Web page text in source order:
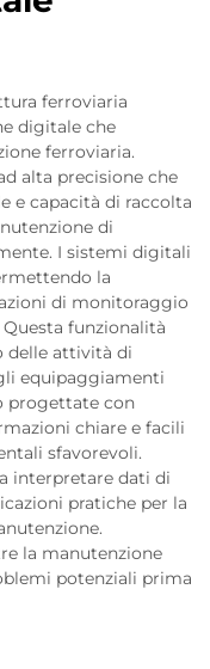
ferroviaria
digitale che
ferroviaria.
alta precisione che
e capacità di raccolta
di
I sistemi digitali
la
di monitoraggio
funzionalità
delle attività di
equipaggiamenti
progettate con
chiare e facili
sfavorevoli.
interpretare dati di
pratiche per la
la manutenzione
potenziali prima